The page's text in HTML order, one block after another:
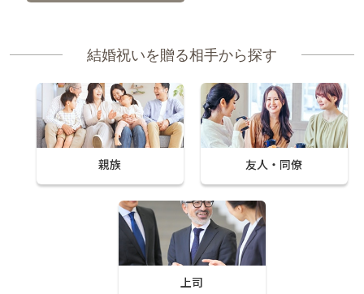
結婚祝いを贈る相手から探す
親族 友人・同僚
上司